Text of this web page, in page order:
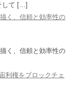
して […]
く、信頼と効率性の
く、信頼と効率性の
利権をブロックチェ